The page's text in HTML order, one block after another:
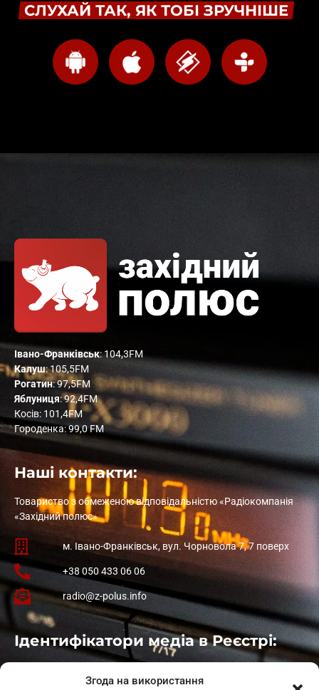
Згода на використання
СЛУХАЙ ТАК, ЯК ТОБІ ЗРУЧНІШЕ
Івано-Франківськ: 104,3FM
Калуш: 105,5FM
Рогатин: 97,5FM
Яблуниця: 92,4FM
Косів: 101,4FM
Городенка: 99,0 FM
Наші контакти:
Товариство з обмеженою відповідальністю «Радіокомпанія
«Західний полюс»
м. Івано-Франківськ, вул. Чорновола 7, 7 поверх
+38 050 433 06 06
radio@z-polus.info
Ідентифікатори медіа в Реєстрі:
: L11-01410